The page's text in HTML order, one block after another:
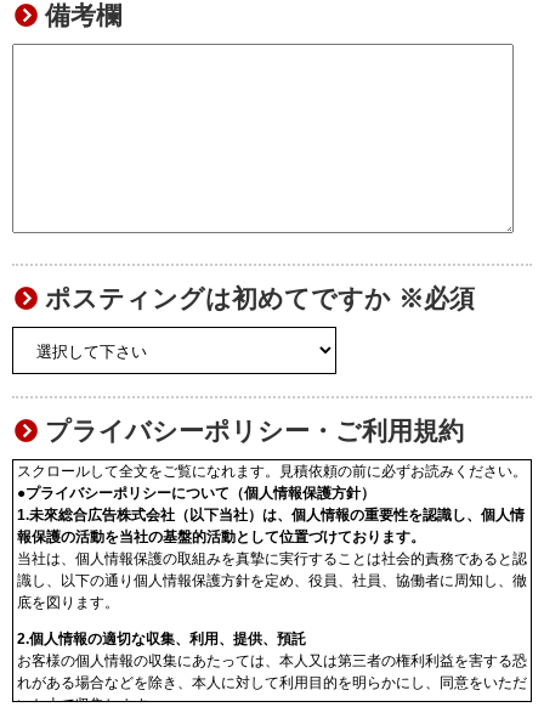
備考欄
ポスティングは初めてですか ※必須
プライバシーポリシー・ご利用規約
スクロールして全文をご覧になれます。見積依頼の前に必ずお読みください。
●プライバシーポリシーについて（個人情報保護方針）
1.未來総合広告株式会社（以下当社）は、個人情報の重要性を認識し、個人情
報保護の活動を当社の基盤的活動として位置づけております。
当社は、個人情報保護の取組みを真摯に実行することは社会的責務であると認
識し、以下の通り個人情報保護方針を定め、役員、社員、協働者に周知し、徹
底を図ります。
2.個人情報の適切な収集、利用、提供、預託
お客様の個人情報の収集にあたっては、本人又は第三者の権利利益を害する恐
れがある場合などを除き、本人に対して利用目的を明らかにし、同意をいただ
いた上で収集します。